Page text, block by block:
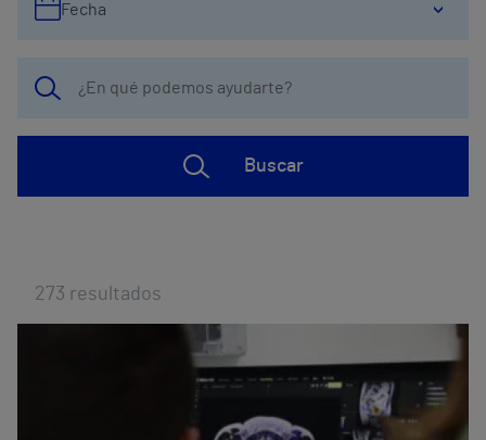
Fecha
Buscar
273 resultados